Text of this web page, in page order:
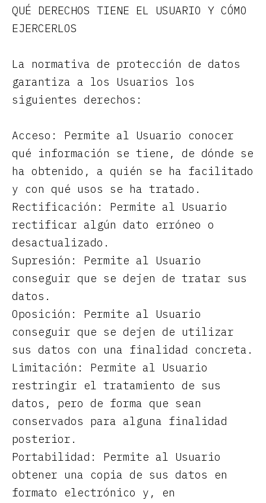
QUÉ DERECHOS TIENE EL USUARIO Y CÓMO
EJERCERLOS
La normativa de protección de datos
garantiza a los Usuarios los
siguientes derechos:
Acceso: Permite al Usuario conocer
qué información se tiene, de dónde se
ha obtenido, a quién se ha facilitado
y con qué usos se ha tratado.
Rectificación: Permite al Usuario
rectificar algún dato erróneo o
desactualizado.
Supresión: Permite al Usuario
conseguir que se dejen de tratar sus
datos.
Oposición: Permite al Usuario
conseguir que se dejen de utilizar
sus datos con una finalidad concreta.
Limitación: Permite al Usuario
restringir el tratamiento de sus
datos, pero de forma que sean
conservados para alguna finalidad
posterior.
Portabilidad: Permite al Usuario
obtener una copia de sus datos en
formato electrónico y, en